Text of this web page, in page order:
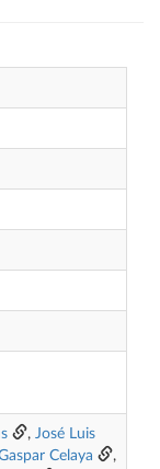
, José Luis
Celaya
,